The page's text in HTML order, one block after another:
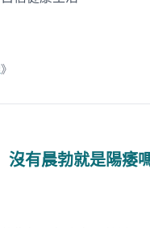
》
沒有晨勃就是陽痿